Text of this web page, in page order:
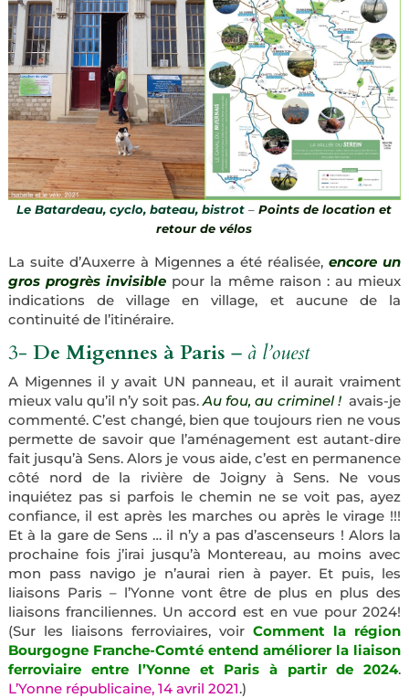
Le Batardeau, cyclo, bateau, bistrot –Points de location et
retour de vélos
La suite d’Auxerre à Migennes a été réalisée,encore un
gros progrès invisible pour la même raison : au mieux
indications de village en village, et aucune de la
continuité de l’itinéraire.
3- De Migennes à Paris – à l’ouest
A Migennes il y avait UN panneau, et il aurait vraiment
mieux valu qu’il n’y soit pas. Au fou, au criminel ! avais-je
commenté. C’est changé, bien que toujours rien ne vous
permette de savoir que l’aménagement est autant-dire
fait jusqu’à Sens. Alors je vous aide, c’est en permanence
côté nord de la rivière de Joigny à Sens. Ne vous
inquiétez pas si parfois le chemin ne se voit pas, ayez
confiance, il est après les marches ou après le virage !!!
Et à la gare de Sens … il n’y a pas d’ascenseurs ! Alors la
prochaine fois j’irai jusqu’à Montereau, au moins avec
mon pass navigo je n’aurai rien à payer. Et puis, les
liaisons Paris – l’Yonne vont être de plus en plus des
liaisons franciliennes. Un accord est en vue pour 2024!
(Sur les liaisons ferroviaires, voirComment la région
Bourgogne Franche-Comté entend améliorer la liaison
ferroviaire entre l’Yonne et Paris à partir de 2024.
L’Yonne républicaine, 14 avril 2021.)